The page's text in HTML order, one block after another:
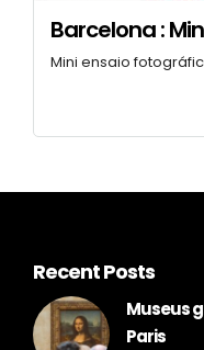
Barcelona :
Mini ensaio
Recent Posts
Museus
Paris